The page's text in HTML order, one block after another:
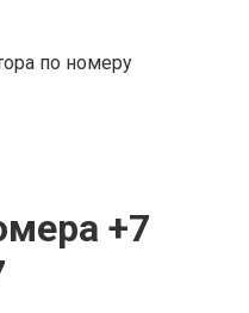
по номеру
+7